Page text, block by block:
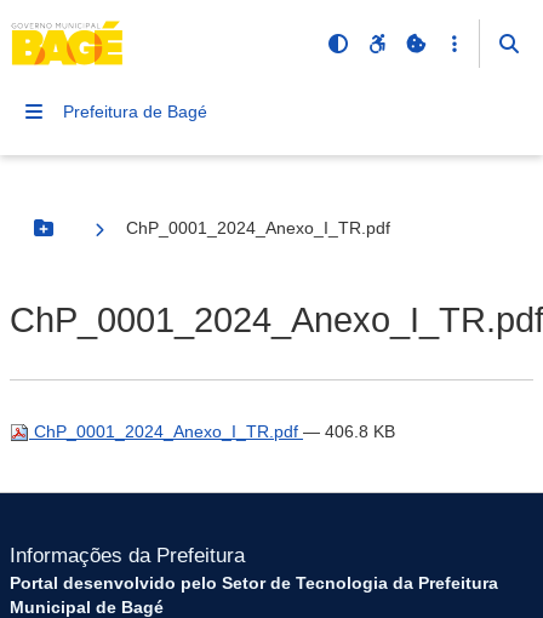
Prefeitura de Bagé
Botão Menu
ChP_0001_2024_Anexo_I_TR.pdf
ChP_0001_2024_Anexo_I_TR.pdf
ChP_0001_2024_Anexo_I_TR.pdf — 406.8 KB
Informações da Prefeitura
Portal desenvolvido pelo Setor de Tecnologia da Prefeitura
Municipal de Bagé